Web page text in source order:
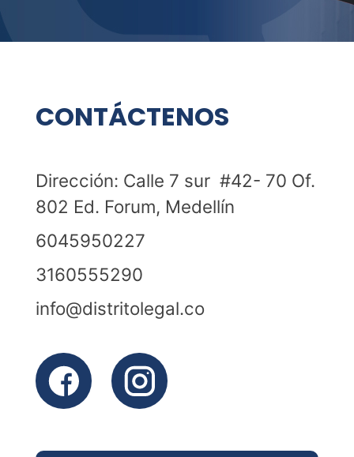
CONTÁCTENOS
Dirección: Calle 7 sur #42- 70 Of.
802 Ed. Forum, Medellín
6045950227
3160555290
info@distritolegal.co